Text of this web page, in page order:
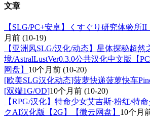
文章
【SLG/PC+安卓】くすぐり研究体验所II
月前 (10-19)
【亚洲风SLG/汉化/动态】星体探秘超然
境/AstralLustVer0.3.0公共汉化中文版【
网盘】 10个月前 (10-20)
[欧美SLG汉化动态]菠萝快递菠萝快车
[双端1G/OD]10个月前 (10-20)
【RPG/汉化】特命少女艾吉斯·粉红/特
クAI汉化版【2G】【微云网盘】 10个月